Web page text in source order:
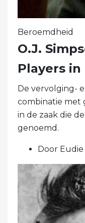
Beroemdheid
O.J.
Players
De vervolging-
combinatie met
in de zaak die
genoemd.
Door Eudie